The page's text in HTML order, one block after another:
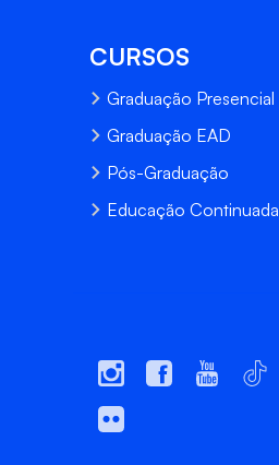
CURSOS
Graduação Presencial
Graduação EAD
Pós-Graduação
Educação Continuada